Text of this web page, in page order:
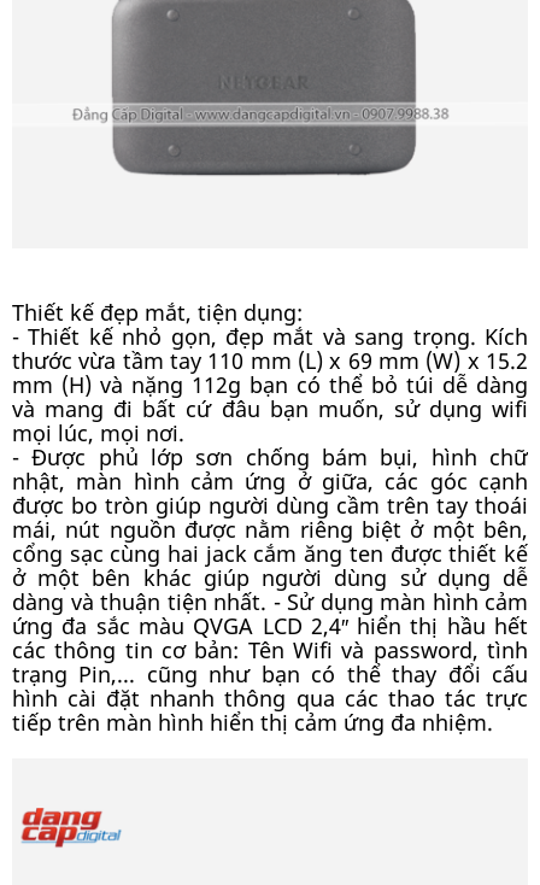
Thiết kế đẹp mắt, tiện dụng:
- Thiết kế nhỏ gọn, đẹp mắt và sang trọng. Kích
thước vừa tầm tay 110 mm (L) x 69 mm (W) x 15.2
mm (H) và nặng 112g bạn có thể bỏ túi dễ dàng
và mang đi bất cứ đâu bạn muốn, sử dụng wifi
mọi lúc, mọi nơi.
- Được phủ lớp sơn chống bám bụi, hình chữ
nhật, màn hình cảm ứng ở giữa, các góc cạnh
được bo tròn giúp người dùng cầm trên tay thoái
mái, nút nguồn được nằm riêng biệt ở một bên,
cổng sạc cùng hai jack cắm ăng ten được thiết kế
ở một bên khác giúp người dùng sử dụng dễ
dàng và thuận tiện nhất. - Sử dụng màn hình cảm
ứng đa sắc màu QVGA LCD 2,4″ hiển thị hầu hết
các thông tin cơ bản: Tên Wifi và password, tình
trạng Pin,... cũng như bạn có thể thay đổi cấu
hình cài đặt nhanh thông qua các thao tác trực
tiếp trên màn hình hiển thị cảm ứng đa nhiệm.